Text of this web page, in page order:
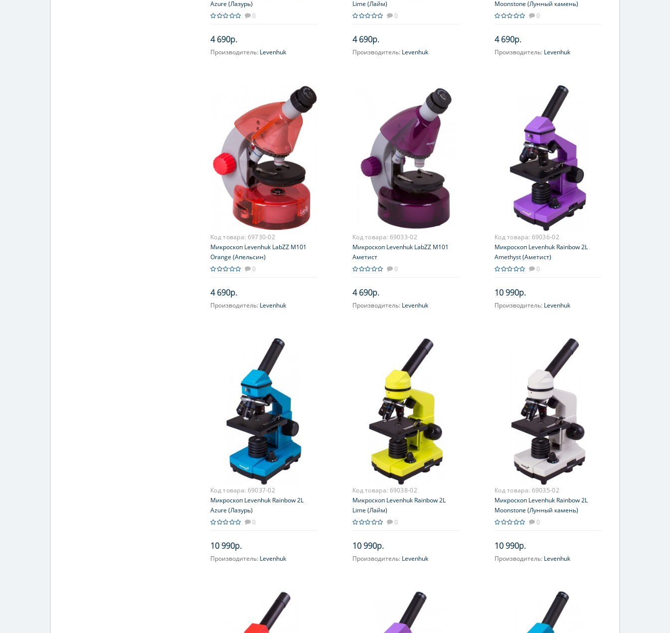
Azure (Лазурь)
0
4 690р.
Производитель: Levenhuk
WF10x-16x
(двухпозиционный)
Фокусировка:
Грубая
Lime (Лайм)
0
4 690р.
Производитель: Levenhuk
WF10x-16x
(двухпозиционный)
Фокусировка:
Грубая
Moonstone (Лунный камень)
0
4 690р.
Производитель: Levenhuk
WF10x-16x
(двухпозиционный)
Фокусировка: Грубая
Код товара: 69730-02
Микроскоп Levenhuk LabZZ M101
Orange (Апельсин)
0
4 690р.
Производитель: Levenhuk
WF10x-16x
(двухпозиционный)
Фокусировка: Грубая
Код товара: 69033-02
Микроскоп Levenhuk LabZZ M101
Аметист
0
4 690р.
Производитель: Levenhuk
WF10x-16x
(двухпозиционный)
Фокусировка: Грубая
Код товара: 69036-02
Микроскоп Levenhuk Rainbow 2L
Amethyst (Аметист)
0
10 990р.
Производитель: Levenhuk
40; 100; 400
Фокусировка:
Грубая
Код товара: 69037-02
Микроскоп Levenhuk Rainbow 2L
Azure (Лазурь)
0
10 990р.
Производитель: Levenhuk
40; 100; 400
Фокусировка:Грубая
Код товара: 69038-02
Микроскоп Levenhuk Rainbow 2L
Lime (Лайм)
0
10 990р.
Производитель: Levenhuk
40; 100; 400
Фокусировка:Грубая
Код товара: 69035-02
Микроскоп Levenhuk Rainbow 2L
Moonstone (Лунный камень)
0
10 990р.
Производитель: Levenhuk
40; 100; 400
Фокусировка:Грубая